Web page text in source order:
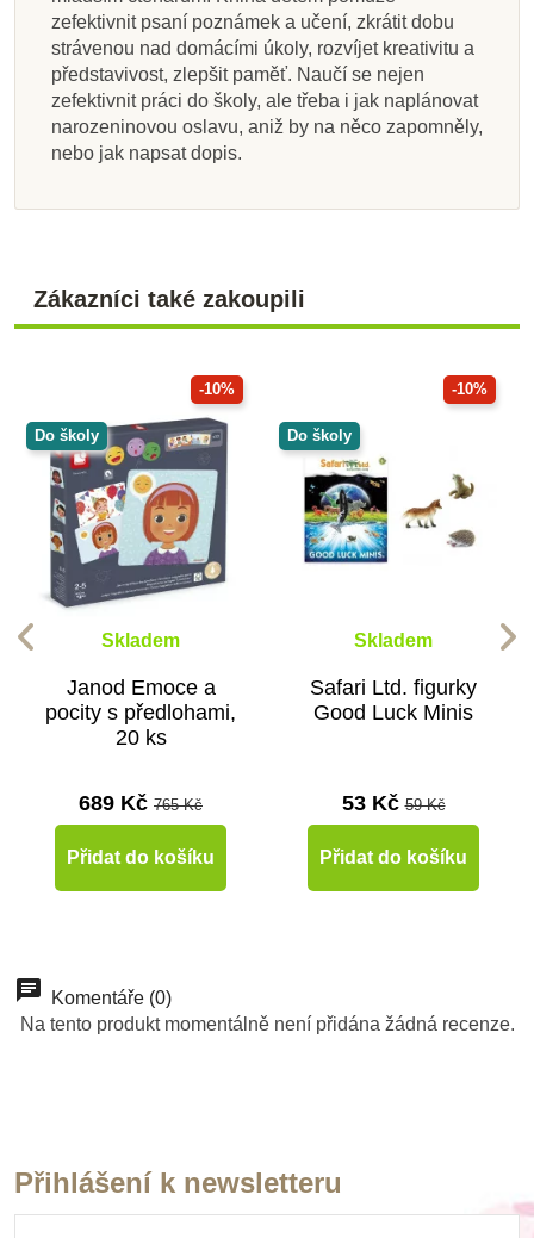
119 Kč
Přidat do košíku
Workbook 1
189 Kč
262 Kč328 Kč
Přidat do košíku
349 Kč
Workbook 2
189 Kč
Přidat do košíku
ročních obdobích
229 Kč
Montessori ve
volném čase
159 Kč
Přidat do košíku
- Říkadla
296 Kč329 Kč
zefektivnit psaní poznámek a učení, zkrátit dobu
strávenou nad domácími úkoly, rozvíjet kreativitu a
představivost, zlepšit paměť. Naučí se nejen
zefektivnit práci do školy, ale třeba i jak naplánovat
narozeninovou oslavu, aniž by na něco zapomněly,
nebo jak napsat dopis.
Zákazníci také zakoupili
-10%
Do školy
Skladem
Janod Emoce a
pocity s předlohami,
20 ks
689 Kč 765 Kč
Přidat do košíku
-10%
Do školy
Skladem
Safari Ltd. figurky
Good Luck Minis
53 Kč59 Kč
Přidat do košíku
Komentáře (0)
Na tento produkt momentálně není přidána žádná recenze.
Přihlášení k newsletteru